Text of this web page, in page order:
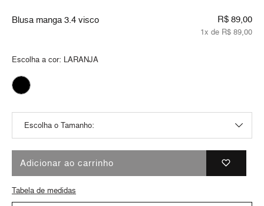
Blusa manga 3.4 visco R$ 89,00
1x de R$ 89,00
Escolha a cor: LARANJA
Adicionar ao carrinho
Tabela de medidas